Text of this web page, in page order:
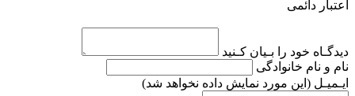
اعتبار دائمی
دیدگـاه خود را بـیان کـنید
نام و نام خانوادگی
ایـمیـل (این مورد نمایش داده نخواهد شد)